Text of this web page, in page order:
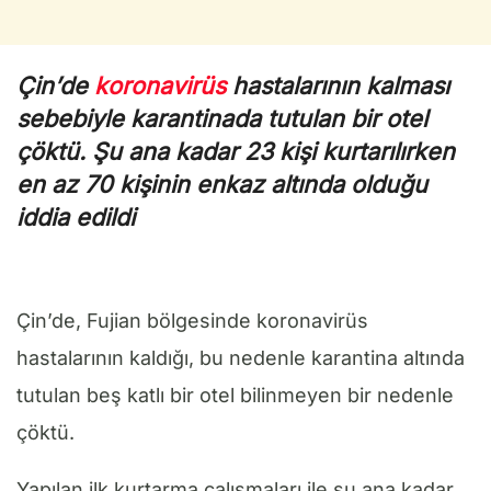
Çin’de koronavirüshastalarının kalması
sebebiyle karantinada tutulan bir otel
çöktü. Şu ana kadar 23 kişi kurtarılırken
en az 70 kişinin enkaz altında olduğu
iddia edildi
Çin’de, Fujian bölgesinde koronavirüs
hastalarının kaldığı, bu nedenle karantina altında
tutulan beş katlı bir otel bilinmeyen bir nedenle
çöktü.